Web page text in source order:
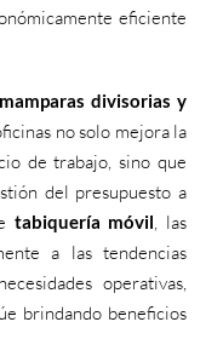
eficiente
mamparas divisorias y
no solo mejora la
de trabajo, sino que
del presupuesto a
tabiquería móvil , las
a las tendencias
operativas,
brindando beneficios